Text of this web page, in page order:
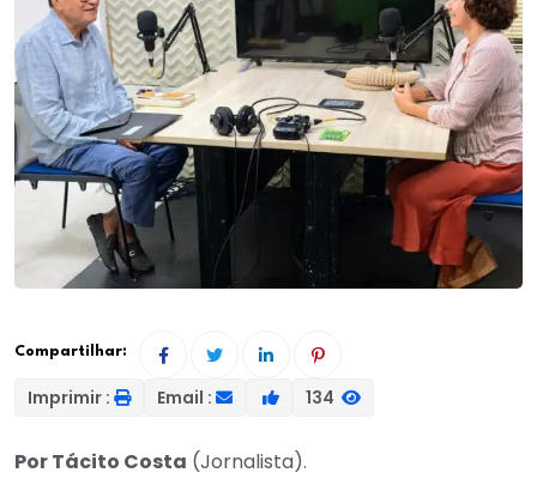
Compartilhar:
Imprimir : Email : 134
Por Tácito Costa (Jornalista).